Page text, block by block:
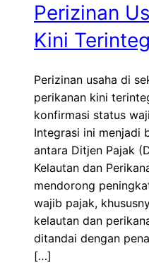
Perizinan
Kini
Perizinan usaha di
perikanan kini
konfirmasi status
Integrasi ini menjadi
antara Ditjen Pajak
Kelautan dan
mendorong
wajib pajak,
kelautan dan
ditandai dengan
[…]